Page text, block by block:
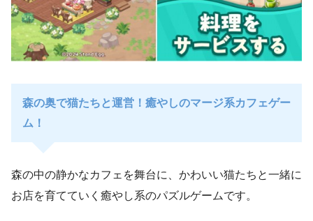
森の奥で猫たちと運営！癒やしのマージ系カフェゲー
ム！
森の中の静かなカフェを舞台に、かわいい猫たちと一緒に
お店を育てていく癒やし系のパズルゲームです。